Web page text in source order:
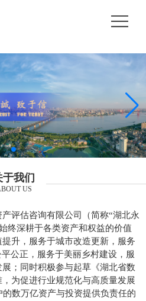
于我们
US
估咨询有限公司（简称“湖北永
终深耕于各类资产和权益的价值
升，服务于城市改造更新，服务
公正，服务于美丽乡村建设，服
；同时积极参与起草《湖北省数
为促进行业规范化与高质量发展
数万亿资产与投资提供负责任的